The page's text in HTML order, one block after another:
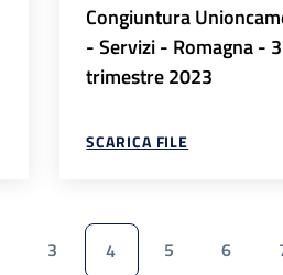
Congiuntura
- Servizi - Romagna -
trimestre 2023
SCARICA FILE
3 4 5 6